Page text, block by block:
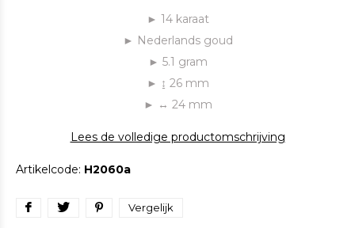
► 14 karaat
► Nederlands goud
► 5.1 gram
► ↨ 26 mm
► ↔ 24 mm
Lees de volledige productomschrijving
Artikelcode: H2060a
Vergelijk